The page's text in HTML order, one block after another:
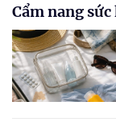
Cẩm nang